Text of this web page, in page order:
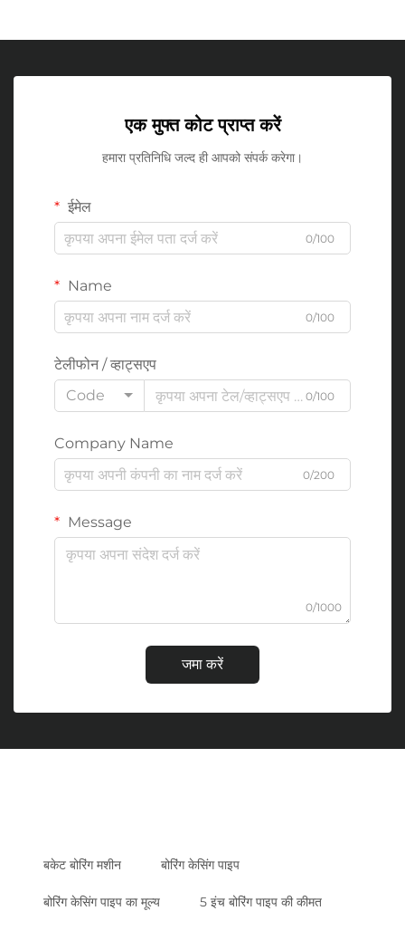
एक मुफ्त कोट प्राप्त करें
हमारा प्रतिनिधि जल्द ही आपको संपर्क करेगा।
ईमेल
0/100
Name
0/100
टेलीफोन / व्हाट्सएप
Code
0/100
Company Name
0/200
Message
0/1000
जमा करें
बकेट बोरिंग मशीन बोरिंग केसिंग पाइप
बोरिंग केसिंग पाइप का मूल्य 5 इंच बोरिंग पाइप की कीमत